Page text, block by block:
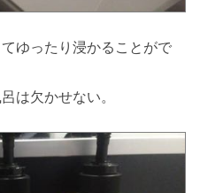
ゆったり浸かることがで
は欠かせない。